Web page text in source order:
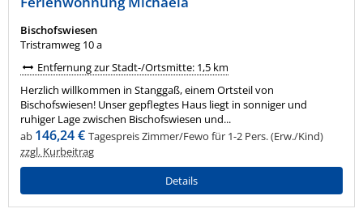
Bischofswiesen
Tristramweg 10 a
Entfernung zur Stadt-/Ortsmitte: 1,5 km
Herzlich willkommen in Stanggaß, einem Ortsteil von
Bischofswiesen! Unser gepflegtes Haus liegt in sonniger und
ruhiger Lage zwischen Bischofswiesen und...
ab 146,24 € Tagespreis Zimmer/Fewo für 1-2 Pers. (Erw./Kind)
zzgl. Kurbeitrag
Details